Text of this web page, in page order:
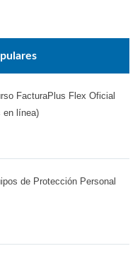
FacturaPlus Flex Oficial
en línea)
de Protección Personal